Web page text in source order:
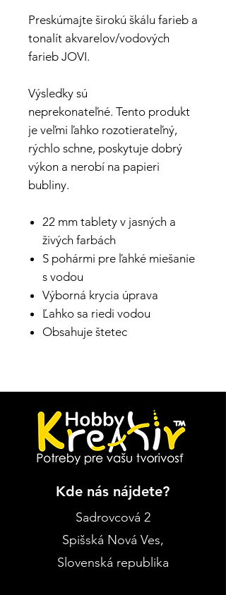
Preskúmajte širokú škálu farieb a
tonalít akvarelov/vodových
farieb JOVI.
Výsledky sú
neprekonateľné. Tento produkt
je veľmi ľahko rozotierateľný,
rýchlo schne, poskytuje dobrý
výkon a nerobí na papieri
bubliny.
22 mm tablety v jasných a
živých farbách
S pohármi pre ľahké miešanie
s vodou
Výborná krycia úprava
Ľahko sa riedi vodou
Obsahuje štetec
Kde nás nájdete?
Sadrovcová 2
Spišská Nová Ves,
Slovenská republika